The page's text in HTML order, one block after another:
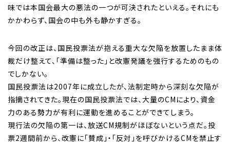
味では本国会最大の悪法の一つが可決されたといえる。それにも
かかわらず、国会の中も外も静かすぎる。
今回の改正は、国民投票法が抱える重大な欠陥を放置したまま体
裁だけ整えて、「準備は整った」と改憲発議を強行するためのもの
でしかない。
国民投票法は2007年に成立したが、法制定時から深刻な欠陥が
指摘されてきた。現在の国民投票法では、大量のCMにより、資金
力のある勢力が有利に運動を進めることができてしまう。
現行法の欠陥の第一は、放送CM規制がほぼないという点だ。投
票2週間前から、改憲に「賛成」・「反対」を呼びかけるCMを禁止す